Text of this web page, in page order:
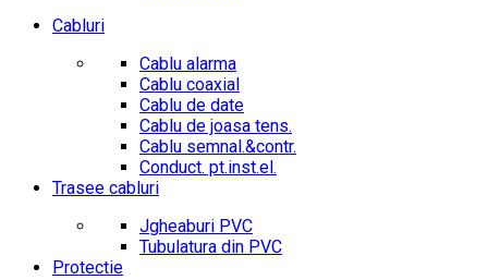
Cabluri
Cablu alarma
Cablu coaxial
Cablu de date
Cablu de joasa tens.
Cablu semnal.&contr.
Conduct. pt.inst.el.
Trasee cabluri
Jgheaburi PVC
Tubulatura din PVC
Protectie